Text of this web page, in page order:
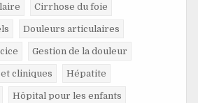
Cirrhose du foie
Douleurs articulaires
Gestion de la douleur
cliniques Hépatite
Hôpital pour les enfants